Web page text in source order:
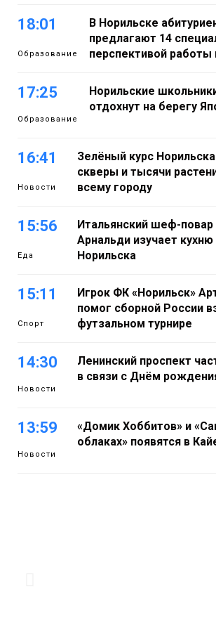
18:01
Образование
В Норильске
предлагают 14
перспективой работы
17:25
Образование
Норильские
отдохнут на берегу
16:41
Новости
Зелёный курс
скверы и тысячи
всему городу
15:56
Еда
Итальянский шеф-
Арнальди изучает
Норильска
15:11
Спорт
Игрок ФК «Норильск»
помог сборной России
футзальном турнире
14:30
Новости
Ленинский проспект
в связи с Днём
13:59
Новости
«Домик Хоббитов» и
облаках» появятся в